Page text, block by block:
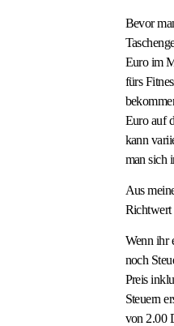
Bevor
Euro im
fürs
Euro auf
kann
man sich
Aus
Richtwert
​Wenn ihr
noch
Preis
Steuern
von 2.00